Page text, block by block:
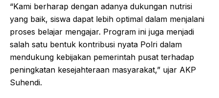
“Kami berharap dengan adanya dukungan nutrisi
yang baik, siswa dapat lebih optimal dalam menjalani
proses belajar mengajar. Program ini juga menjadi
salah satu bentuk kontribusi nyata Polri dalam
mendukung kebijakan pemerintah pusat terhadap
peningkatan kesejahteraan masyarakat,” ujar AKP
Suhendi.